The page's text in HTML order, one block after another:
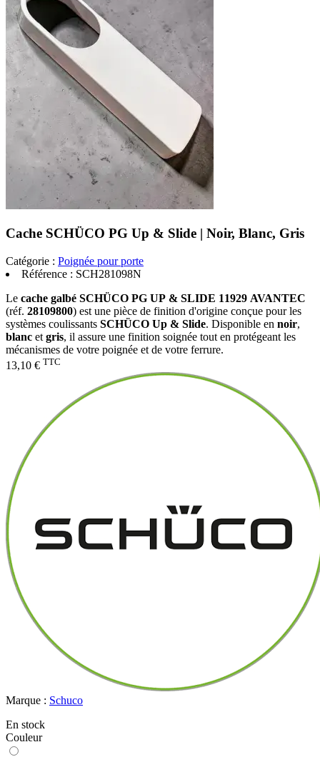
Cache SCHÜCO PG Up & Slide | Noir, Blanc, Gris
Catégorie : Poignée pour porte
Référence : SCH281098N
Le cache galbé SCHÜCO PG UP & SLIDE 11929 AVANTEC
(réf. 28109800) est une pièce de finition d'origine conçue pour les
systèmes coulissants SCHÜCO Up & Slide. Disponible en noir,
blanc et gris, il assure une finition soignée tout en protégeant les
mécanismes de votre poignée et de votre ferrure.
13,10 € TTC
Marque : Schuco
En stock
Couleur